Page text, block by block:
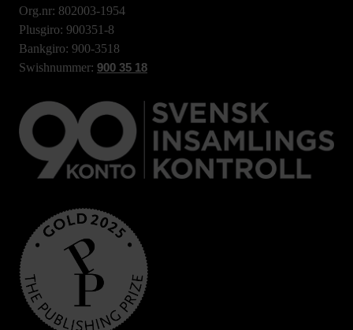
Org.nr: 802003-1954
Plusgiro: 900351-8
Bankgiro: 900-3518
Swishnummer: 900 35 18